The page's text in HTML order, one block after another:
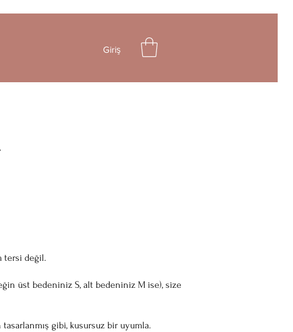
Giriş
tersi değil.
üst bedeniniz S, alt bedeniniz M ise), size
gibi, kusursuz bir uyumla.